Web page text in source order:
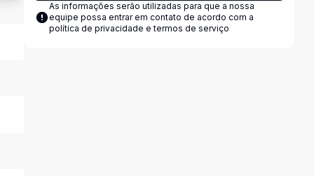
As informações serão utilizadas para que a nossa
equipe possa entrar em contato de acordo com a
política de privacidade e termos de serviço